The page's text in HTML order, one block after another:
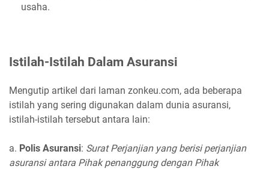
usaha.
Istilah-Istilah Dalam Asuransi
Mengutip artikel dari laman zonkeu.com, ada beberapa
istilah yang sering digunakan dalam dunia asuransi,
istilah-istilah tersebut antara lain:
a. Polis Asuransi: Surat Perjanjian yang berisi perjanjian
asuransi antara Pihak penanggung dengan Pihak